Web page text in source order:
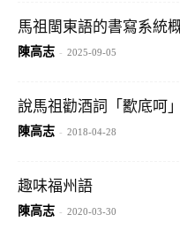
馬祖閩東語的書寫系統
陳高志 - 2025-09-05
說馬祖勸酒詞「歠底呵
陳高志 - 2018-04-28
趣味福州語
陳高志 - 2020-03-30